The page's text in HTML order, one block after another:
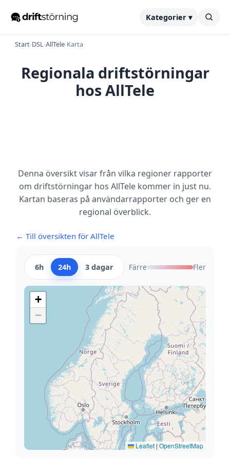
Kategorier ▾
Start›DSL›AllTele›Karta
Regionala driftstörningar
hos AllTele
Denna översikt visar från vilka regioner rapporter
om driftstörningar hos AllTele kommer in just nu.
Kartan baseras på användarrapporter och ger en
regional överblick.
← Till översikten för AllTele
6h 24h 3 dagar Färre Fler
+
−
Leaflet|OpenStreetMap